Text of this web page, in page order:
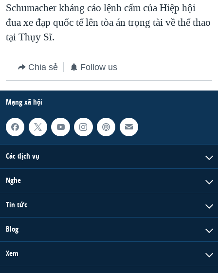
Schumacher kháng cáo lệnh cấm của Hiệp hội
đua xe đạp quốc tế lên tòa án trọng tài về thể thao
tại Thụy Sĩ.
Chia sẻ Follow us
Mạng xã hội
Các dịch vụ
Nghe
Tin tức
Blog
Xem